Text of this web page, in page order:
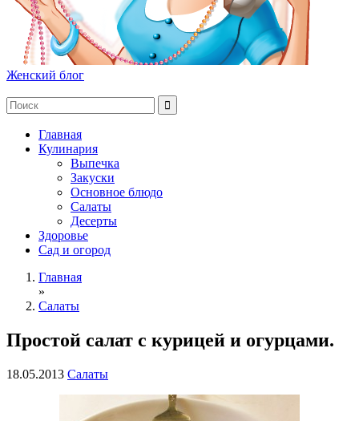
Женский блог
Главная
Кулинария
Выпечка
Закуски
Основное блюдо
Салаты
Десерты
Здоровье
Сад и огород
Главная
»
Салаты
Простой салат с курицей и огурцами.
18.05.2013 Салаты